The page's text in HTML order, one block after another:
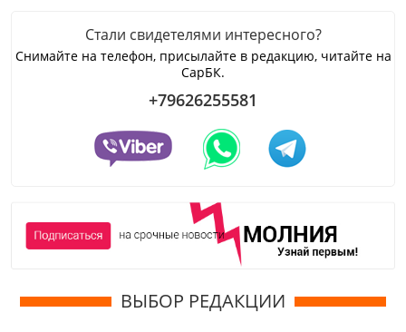
Стали свидетелями интересного?
Снимайте на телефон, присылайте в редакцию, читайте на
СарБК.
+79626255581
ВЫБОР РЕДАКЦИИ